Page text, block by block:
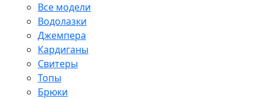
Все модели
Водолазки
Джемпера
Кардиганы
Свитеры
Топы
Брюки